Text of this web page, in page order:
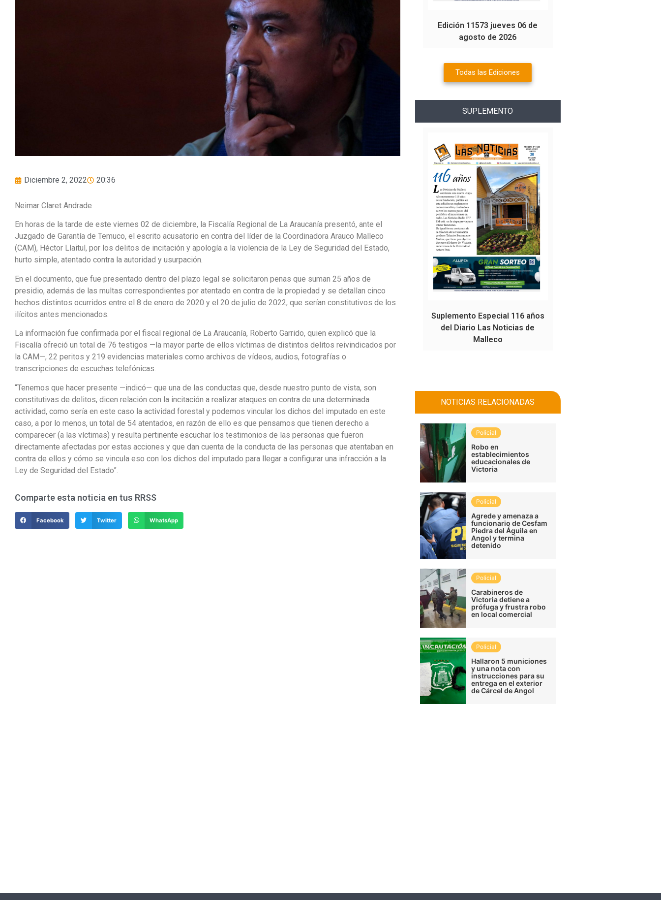
Diciembre 2, 2022 20:36
Neimar Claret Andrade
En horas de la tarde de este viernes 02 de diciembre, la Fiscalía Regional de La Araucanía presentó, ante el
Juzgado de Garantía de Temuco, el escrito acusatorio en contra del líder de la Coordinadora Arauco Malleco
(CAM), Héctor Llaitul, por los delitos de incitación y apología a la violencia de la Ley de Seguridad del Estado,
hurto simple, atentado contra la autoridad y usurpación.
En el documento, que fue presentado dentro del plazo legal se solicitaron penas que suman 25 años de
presidio, además de las multas correspondientes por atentado en contra de la propiedad y se detallan cinco
hechos distintos ocurridos entre el 8 de enero de 2020 y el 20 de julio de 2022, que serían constitutivos de los
ilícitos antes mencionados.
La información fue confirmada por el fiscal regional de La Araucanía, Roberto Garrido, quien explicó que la
Fiscalía ofreció un total de 76 testigos —la mayor parte de ellos víctimas de distintos delitos reivindicados por
la CAM—, 22 peritos y 219 evidencias materiales como archivos de vídeos, audios, fotografías o
transcripciones de escuchas telefónicas.
“Tenemos que hacer presente —indicó— que una de las conductas que, desde nuestro punto de vista, son
constitutivas de delitos, dicen relación con la incitación a realizar ataques en contra de una determinada
actividad, como sería en este caso la actividad forestal y podemos vincular los dichos del imputado en este
caso, a por lo menos, un total de 54 atentados, en razón de ello es que pensamos que tienen derecho a
comparecer (a las víctimas) y resulta pertinente escuchar los testimonios de las personas que fueron
directamente afectadas por estas acciones y que dan cuenta de la conducta de las personas que atentaban en
contra de ellos y cómo se vincula eso con los dichos del imputado para llegar a configurar una infracción a la
Ley de Seguridad del Estado”.
Comparte esta noticia en tus RRSS
Facebook Twitter WhatsApp
Edición 11573 jueves 06 de
agosto de 2026
Todas las Ediciones
SUPLEMENTO
Suplemento Especial 116 años
del Diario Las Noticias de
Malleco
NOTICIAS RELACIONADAS
Policial
Robo en
establecimientos
educacionales de
Victoria
Policial
Agrede y amenaza a
funcionario de Cesfam
Piedra del Águila en
Angol y termina
detenido
Policial
Carabineros de
Victoria detiene a
prófuga y frustra robo
en local comercial
Policial
Hallaron 5 municiones
y una nota con
instrucciones para su
entrega en el exterior
de Cárcel de Angol